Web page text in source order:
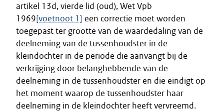
artikel 13d, vierde lid (oud), Wet Vpb
1969[voetnoot 1] een correctie moet worden
toegepast ter grootte van de waardedaling van de
deelneming van de tussenhoudster in de
kleindochter in de periode die aanvangt bij de
verkrijging door belanghebbende van de
deelneming in de tussenhoudster en die eindigt op
het moment waarop de tussenhoudster haar
deelneming in de kleindochter heeft vervreemd.